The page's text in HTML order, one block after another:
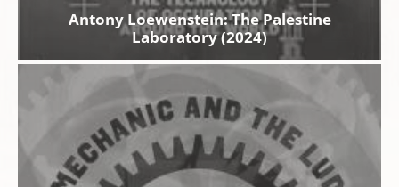
Antony Loewenstein: The Palestine
Laboratory (2024)